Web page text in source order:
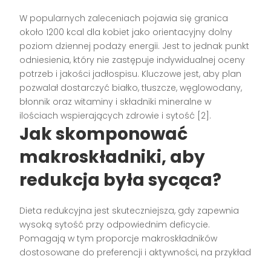
W popularnych zaleceniach pojawia się granica
około 1200 kcal dla kobiet jako orientacyjny dolny
poziom dziennej podaży energii. Jest to jednak punkt
odniesienia, który nie zastępuje indywidualnej oceny
potrzeb i jakości jadłospisu. Kluczowe jest, aby plan
pozwalał dostarczyć białko, tłuszcze, węglowodany,
błonnik oraz witaminy i składniki mineralne w
ilościach wspierających zdrowie i sytość [2].
Jak skomponować
makroskładniki, aby
redukcja była sycąca?
Dieta redukcyjna jest skuteczniejsza, gdy zapewnia
wysoką sytość przy odpowiednim deficycie.
Pomagają w tym proporcje makroskładników
dostosowane do preferencji i aktywności, na przykład